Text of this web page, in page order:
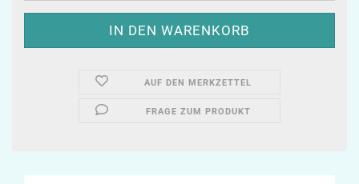
AUF DEN MERKZETTEL
FRAGE ZUM PRODUKT